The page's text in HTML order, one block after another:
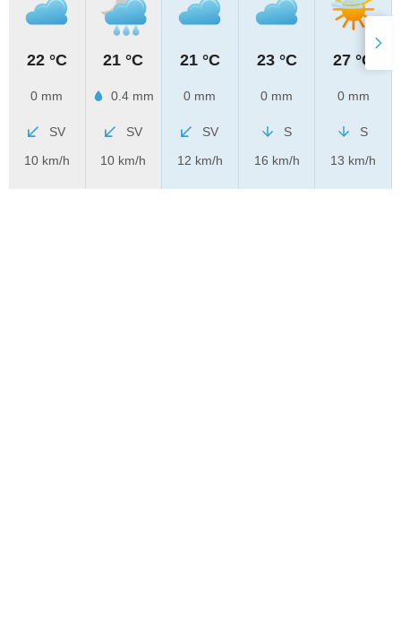
22 °C
0 mm
SV
10 km/h
21 °C
0.4 mm
SV
10 km/h
21 °C
0 mm
SV
12 km/h
23 °C
0 mm
S
16 km/h
27 °C
0 mm
S
13 km/h